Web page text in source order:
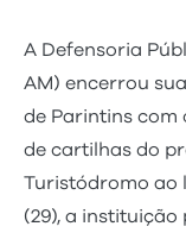
A Defensoria
AM) encerrou
de Parintins com
de cartilhas do
Turistódromo ao
(29), a